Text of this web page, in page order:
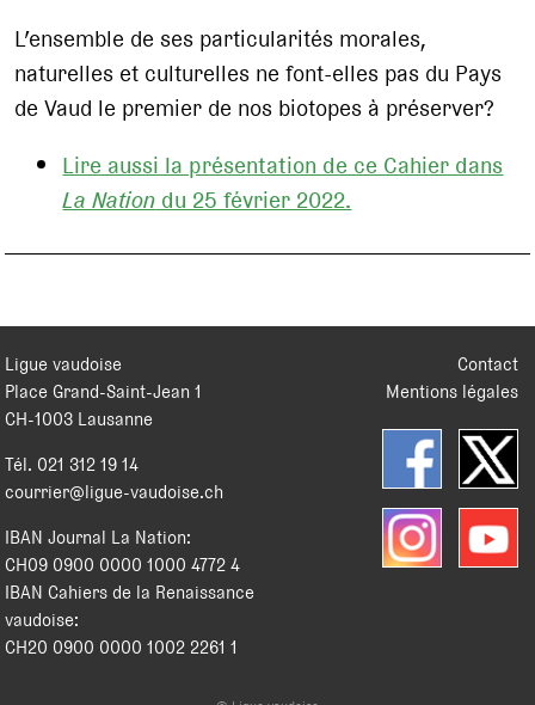
L’ensemble de ses particularités morales,
naturelles et culturelles ne font-elles pas du Pays
de Vaud le premier de nos biotopes à préserver?
Lire aussi la présentation de ce Cahier dans
La Nation du 25 février 2022.
Contact
Mentions légales
Ligue vaudoise
Place Grand-Saint-Jean 1
CH-1003 Lausanne
Tél. 021 312 19 14
courrier@ligue-vaudoise.ch
IBAN Journal La Nation:
CH09 0900 0000 1000 4772 4
IBAN Cahiers de la Renaissance
vaudoise:
CH20 0900 0000 1002 2261 1